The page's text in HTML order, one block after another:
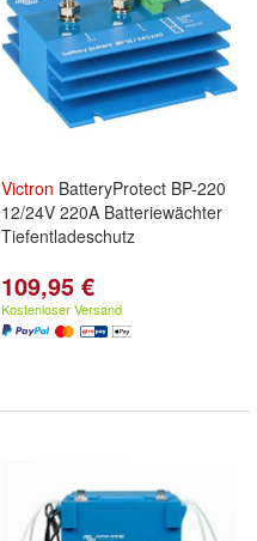
Victron BatteryProtect BP-220
12/24V 220A Batteriewächter
Tiefentladeschutz
109,95 €
Kostenloser Versand